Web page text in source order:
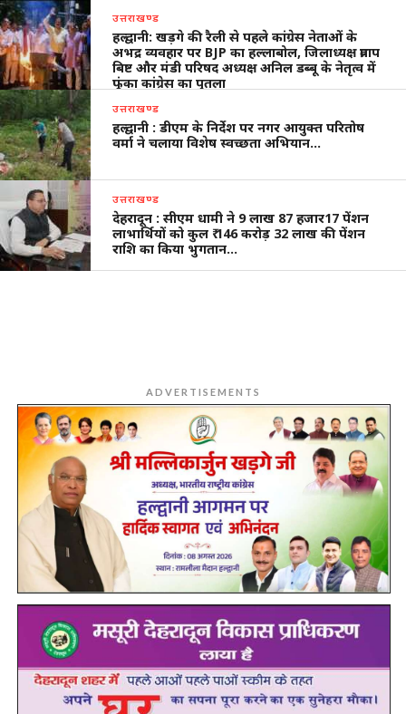
उत्तराखण्ड
हल्द्वानी: खड़गे की रैली से पहले कांग्रेस नेताओं के
अभद्र व्यवहार पर BJP का हल्लाबोल, जिलाध्यक्ष प्रताप
बिष्ट और मंडी परिषद अध्यक्ष अनिल डब्बू के नेतृत्व में
फूंका कांग्रेस का पुतला
उत्तराखण्ड
हल्द्वानी : डीएम के निर्देश पर नगर आयुक्त परितोष
वर्मा ने चलाया विशेष स्वच्छता अभियान…
उत्तराखण्ड
देहरादून : सीएम धामी ने 9 लाख 87 हजार17 पेंशन
लाभार्थियों को कुल ₹ 146 करोड़ 32 लाख की पेंशन
राशि का किया भुगतान…
ADVERTISEMENTS